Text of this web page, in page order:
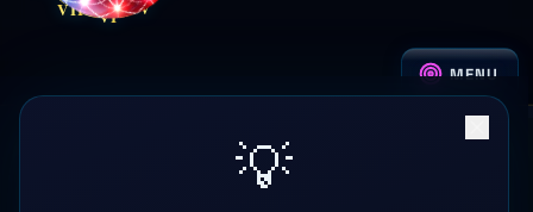
💡
MENU
POSE DE BAIES VITRÉES À